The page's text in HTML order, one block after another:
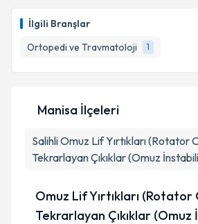
İlgili Branşlar
Ortopedi ve Travmatoloji
1
Manisa İlçeleri
SalihliOmuz Lif Yırtıkları (Rotator
Tekrarlayan Çıkıklar (Omuz
Omuz Lif Yırtıkları (Rotator
Tekrarlayan Çıkıklar